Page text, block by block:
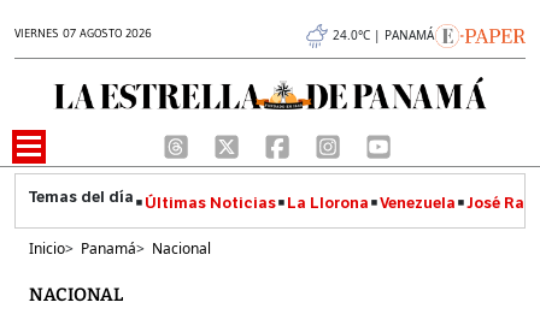
VIERNES 07 AGOSTO 2026 24.0°C | PANAMÁ
Últimas Noticias La Llorona Venezuela José
Inicio> Panamá> Nacional
NACIONAL